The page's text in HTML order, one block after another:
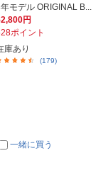
モデル ORIGINAL B...
円
ポイント
庫あり
(179)
一緒に買う